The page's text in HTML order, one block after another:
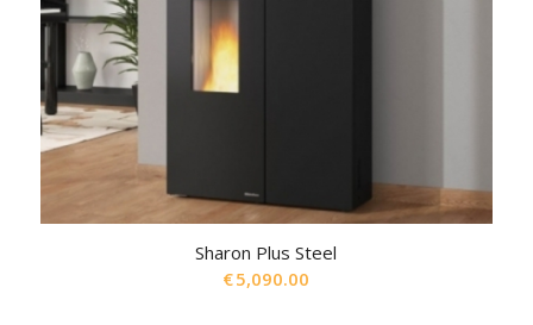
Sharon Plus Steel
€5,090.00